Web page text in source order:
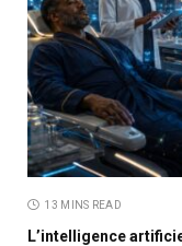
13 MINS READ
L’intelligence